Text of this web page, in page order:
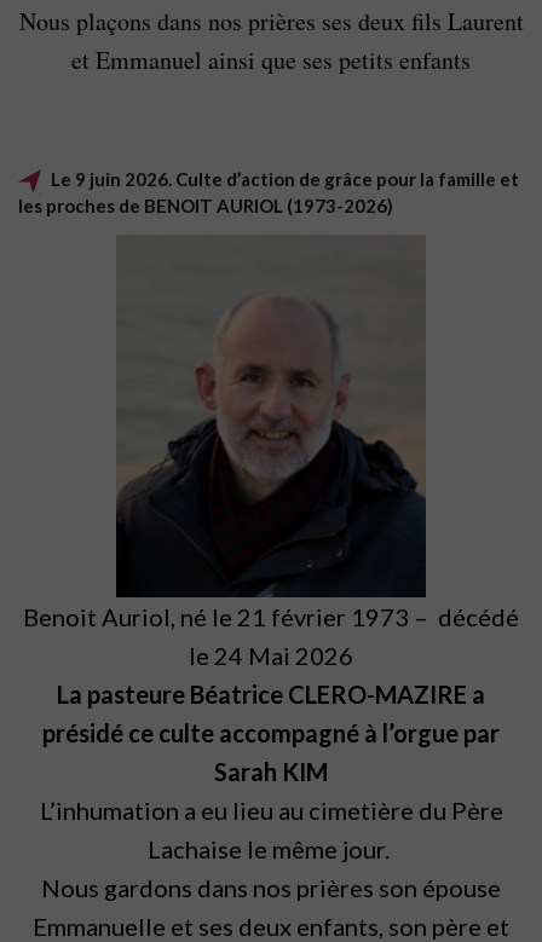
Nous plaçons dans nos prières ses deux fils Laurent
et Emmanuel ainsi que ses petits enfants
Le 9 juin 2026. Culte d’action de grâce pour la famille et
les proches de BENOIT AURIOL (1973-2026)
Benoit Auriol, né le 21 février 1973 – décédé
le 24 Mai 2026
La pasteure Béatrice CLERO-MAZIRE a
présidé ce culte accompagné à l’orgue par
Sarah KIM
L’inhumation a eu lieu au cimetière du Père
Lachaise le même jour.
Nous gardons dans nos prières son épouse
Emmanuelle et ses deux enfants, son père et